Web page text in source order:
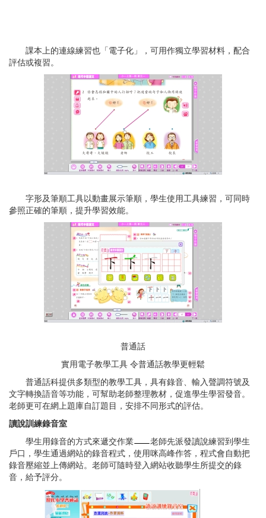
課本上的連線練習也「電子化」，可用作獨立學習材料，配合
評估或複習。
字形及筆順工具以動畫展示筆順，學生使用工具練習，可同時
參照正確的筆順，提升學習效能。
普通話
實用電子教學工具 令普通話教學更輕鬆
普通話科提供多類型的教學工具，具有錄音、輸入聲調符號及
文字轉換語音等功能，可幫助老師整理教材，促進學生學習發音。
老師更可在網上題庫自訂題目，安排不同形式的評估。
讀說訓練錄音室
學生用錄音的方式來遞交作業
老師先派發讀說練習到學生
戶口，學生通過網站的錄音程式，使用咪高峰作答，程式會自動把
錄音壓縮並上傳網站。老師可隨時登入網站收聽學生所提交的錄
音，給予評分。